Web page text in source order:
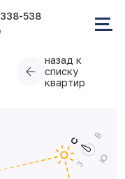
538
назад к
списку
квартир